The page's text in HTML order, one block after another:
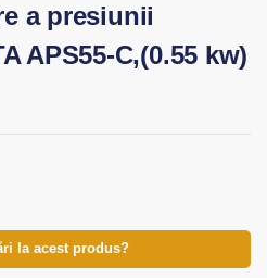
a presiunii
APS55-C,(0.55 kw)
la acest produs?